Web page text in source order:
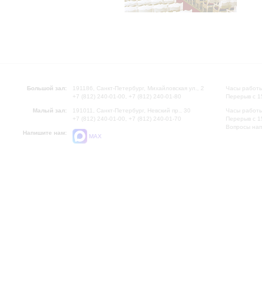
Большой зал:
191186, Санкт-Петербург, Михайловская ул., 2
+7 (812) 240-01-00, +7 (812) 240-01-80
Малый зал:
191011, Санкт-Петербург, Невский пр., 30
+7 (812) 240-01-00, +7 (812) 240-01-70
Напишите нам:
MAX
Часы
Перерыв с
Часы
Перерыв с
Вопросы